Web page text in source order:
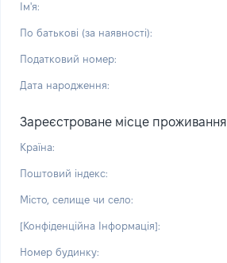
Ім'я:
По батькові (за наявності):
Податковий номер:
Дата народження:
Зареєстроване місце проживання
Країна:
Поштовий індекс:
Місто, селище чи село:
[Конфіденційна Інформація]:
Номер будинку: